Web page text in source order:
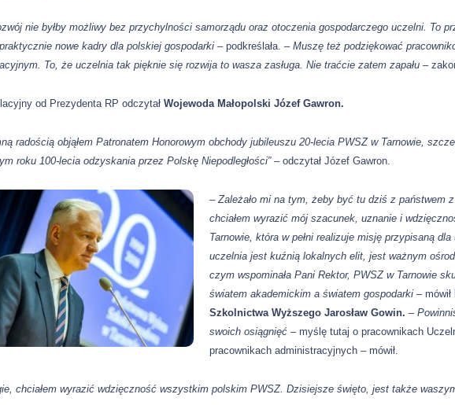
nie byłby możliwy bez przychylności samorządu oraz otoczenia gospodarczego uczelni. To
nowe kadry dla polskiej gospodarki –podkreślała. –Muszę też podziękować
To, że uczelnia tak pięknie się rozwija to wasza zasługa. Nie traćcie zatem zapału –
od Prezydenta RP odczytałWojewoda MałopolskiJózef Gawron.
radością objąłem Patronatem Honorowym obchody jubileuszu 20-lecia PWSZ w Tarnowie,
roku 100-lecia odzyskania przez Polskę Niepodległości”– odczytał Józef Gawron.
– Zależało mi na tym, żeby być tu dziś z państwem
chciałem wyrazić mój szacunek, uznanie i
Tarnowie, która w pełni realizuje misję przypisaną
uczelnia jest kuźnią lokalnych elit, jest ważnym
czym wspominała Pani Rektor, PWSZ w Tarnowie
światem akademickim a światem gospodarki –mówił
Szkolnictwa Wyższego Jarosław Gowin. –
swoich osiągnięć –myślę tutaj o pracownikach
pracownikach administracyjnych – mówił.
chciałem wyrazić wdzięczność wszystkim polskim PWSZ. Dzisiejsze święto, jest także